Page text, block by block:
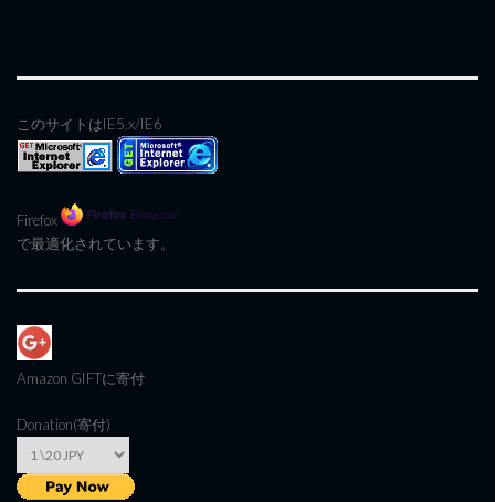
このサイトはIE5.x/IE6
Firefox
で最適化されています。
Amazon GIFTに寄付
Donation(寄付)